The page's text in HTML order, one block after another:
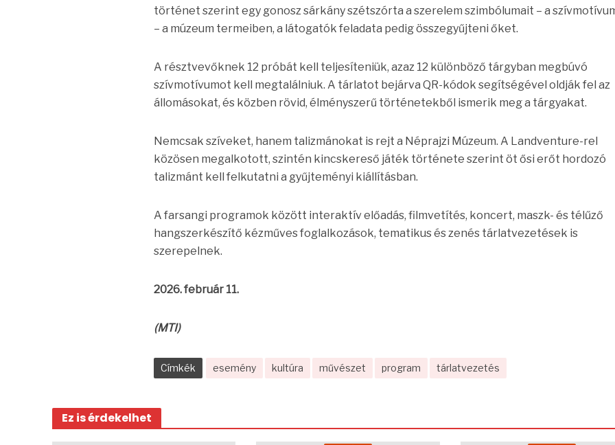
történet szerint egy gonosz sárkány szétszórta a szerelem szimbólumait – a
– a múzeum termeiben, a látogatók feladata pedig összegyűjteni őket.
A résztvevőknek 12 próbát kell teljesíteniük, azaz 12 különböző tárgyban megbúvó
szívmotívumot kell megtalálniuk. A tárlatot bejárva QR-kódok segítségével oldják fel az
állomásokat, és közben rövid, élményszerű történetekből ismerik meg a tárgyakat.
Nemcsak szíveket, hanem talizmánokat is rejt a Néprajzi Múzeum. A Landventure-rel
közösen megalkotott, szintén kincskereső játék története szerint öt ősi erőt hordozó
talizmánt kell felkutatni a gyűjteményi kiállításban.
A farsangi programok között interaktív előadás, filmvetítés, koncert, maszk- és télűző
hangszerkészítő kézműves foglalkozások, tematikus és zenés tárlatvezetések is
szerepelnek.
2026. február 11.
(MTI)
Címkék esemény kultúra művészet program tárlatvezetés
Ez is érdekelhet